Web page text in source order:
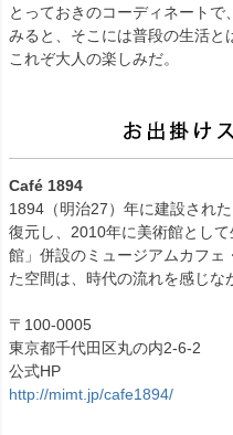
とっておきのコーディネート
みると、そこには普段の生活と
これぞ大人の楽しみだ。
Café 1894
1894（明治27）年に建設され
復元し、2010年に美術館とし
館」併設のミュージアムカフ
た空間は、時代の流れを感じな
〒100-0005
東京都千代田区丸の内2-6-2
公式HP
http://mimt.jp/cafe1894/